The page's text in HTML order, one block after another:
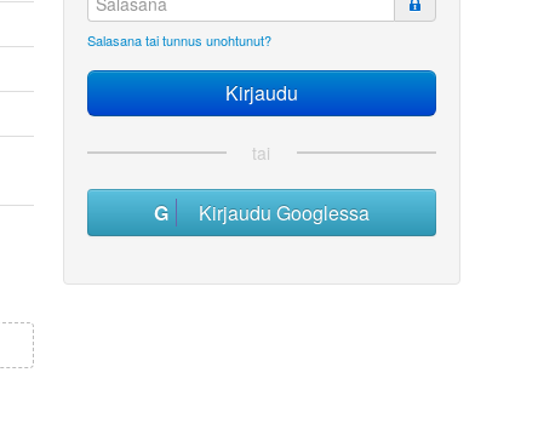
Salasana tai tunnus unohtunut?
tai
Kirjaudu Googlessa